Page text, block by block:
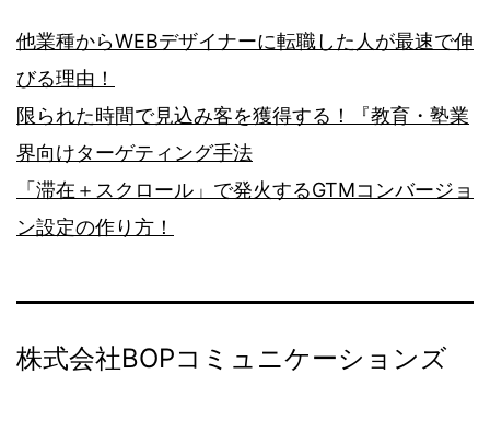
他業種からWEBデザイナーに転職した人が最速で伸
びる理由！
限られた時間で見込み客を獲得する！『教育・塾業
界向けターゲティング手法
「滞在＋スクロール」で発火するGTMコンバージョ
ン設定の作り方！
株式会社BOPコミュニケーションズ